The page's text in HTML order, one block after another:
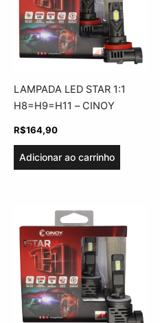
LAMPADA LED STAR 1:1
H8=H9=H11 – CINOY
R$164,90
Adicionar ao carrinho